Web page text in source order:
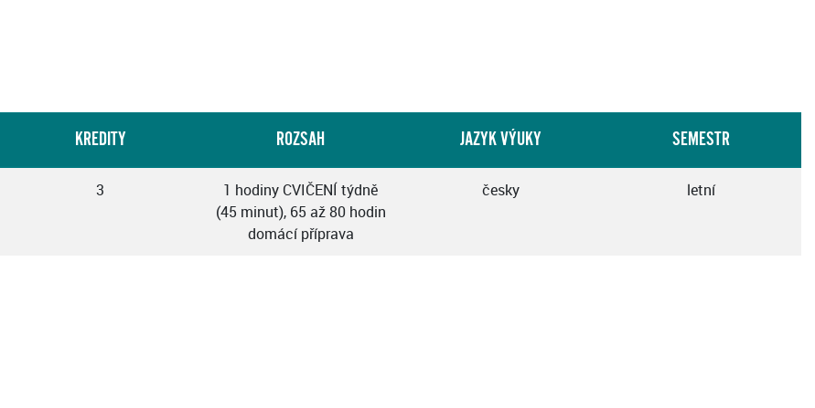
KREDITY ROZSAH JAZYK VÝUKY SEMESTR
3
1 hodiny CVIČENÍ týdně
(45 minut), 65 až 80 hodin
domácí příprava
česky letní